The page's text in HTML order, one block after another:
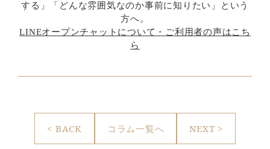
する」「どんな雰囲気なのか事前に知りたい」という
方へ。
LINEオープンチャットについて・ご利用者の声はこち
ら
< BACK コラム一覧へ NEXT >